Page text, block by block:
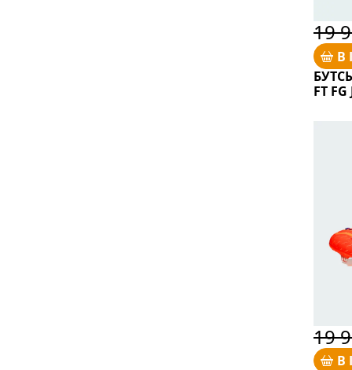
19
В
FT FG
19
В